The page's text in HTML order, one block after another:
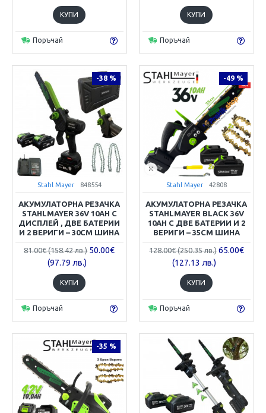
КУПИ
Поръчай
КУПИ
Поръчай
-38 %
Stahl Mayer 848554
АКУМУЛАТОРНА РЕЗАЧКА
STAHLMAYER 36V 10AH С
ДИСПЛЕЙ , ДВЕ БАТЕРИИ
И 2 ВЕРИГИ – 30СМ ШИНА
81.00€ (158.42 лв.) 50.00€
(97.79 лв.)
КУПИ
Поръчай
-49 %
Stahl Mayer 42808
АКУМУЛАТОРНА РЕЗАЧКА
STAHLMAYER BLACK 36V
10AH С ДВЕ БАТЕРИИ И 2
ВЕРИГИ – 35СМ ШИНА
128.00€ (250.35 лв.) 65.00€
(127.13 лв.)
КУПИ
Поръчай
-35 %